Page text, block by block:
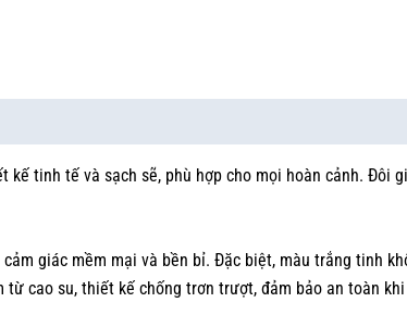
kế tinh tế và sạch sẽ, phù hợp cho mọi hoàn cảnh. Đôi
giác mềm mại và bền bỉ. Đặc biệt, màu trắng tinh
cao su, thiết kế chống trơn trượt, đảm bảo an toàn